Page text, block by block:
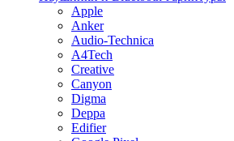
Apple
Anker
Audio-Technica
A4Tech
Creative
Canyon
Digma
Deppa
Edifier